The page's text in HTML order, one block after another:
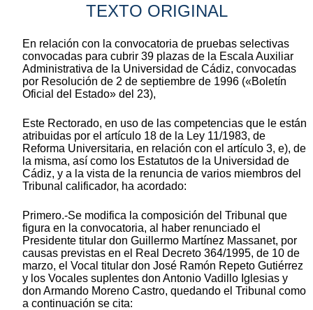
TEXTO ORIGINAL
En relación con la convocatoria de pruebas selectivas
convocadas para cubrir 39 plazas de la Escala Auxiliar
Administrativa de la Universidad de Cádiz, convocadas
por Resolución de 2 de septiembre de 1996 («Boletín
Oficial del Estado» del 23),
Este Rectorado, en uso de las competencias que le están
atribuidas por el artículo 18 de la Ley 11/1983, de
Reforma Universitaria, en relación con el artículo 3, e), de
la misma, así como los Estatutos de la Universidad de
Cádiz, y a la vista de la renuncia de varios miembros del
Tribunal calificador, ha acordado:
Primero.-Se modifica la composición del Tribunal que
figura en la convocatoria, al haber renunciado el
Presidente titular don Guillermo Martínez Massanet, por
causas previstas en el Real Decreto 364/1995, de 10 de
marzo, el Vocal titular don José Ramón Repeto Gutiérrez
y los Vocales suplentes don Antonio Vadillo Iglesias y
don Armando Moreno Castro, quedando el Tribunal como
a continuación se cita: